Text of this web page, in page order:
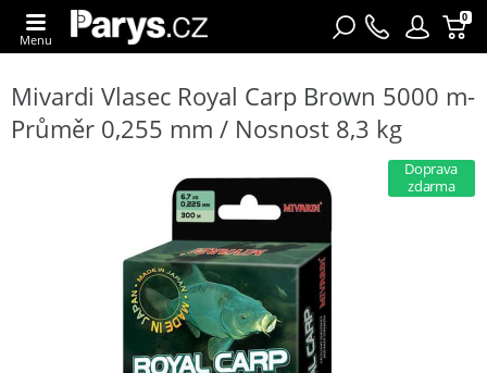
0
Menu
Mivardi Vlasec Royal Carp Brown 5000 m-
Průměr 0,255 mm / Nosnost 8,3 kg
Doprava
zdarma